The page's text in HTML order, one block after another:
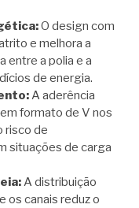
O design com
e melhora a
entre a polia e a
de energia.
A aderência
formato de V nos
risco de
situações de carga
A distribuição
os canais reduz o